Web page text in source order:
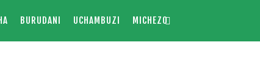
BURUDANI UCHAMBUZI MICHEZO